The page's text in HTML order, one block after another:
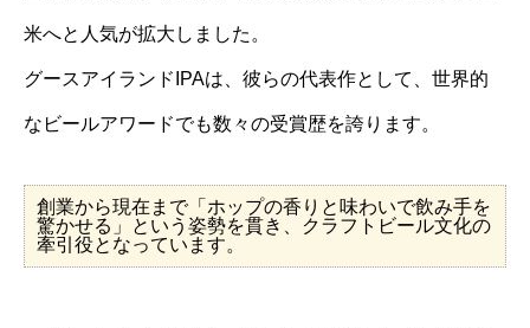
米へと人気が拡大しました。
グースアイランドIPAは、彼らの代表作として、世界的
なビールアワードでも数々の受賞歴を誇ります。
創業から現在まで「ホップの香りと味わいで飲み手を
驚かせる」という姿勢を貫き、クラフトビール文化の
牽引役となっています。